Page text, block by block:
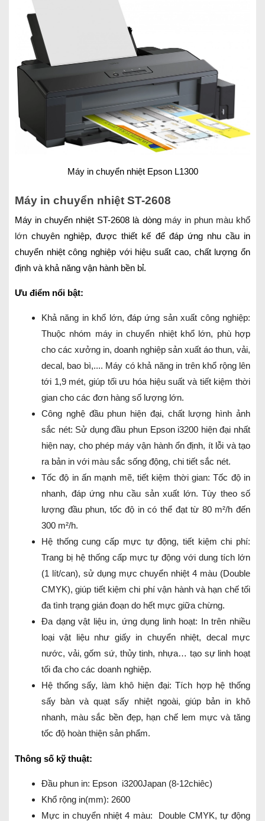
Máy in chuyển nhiệt Epson L1300
Máy in chuyển nhiệt ST-2608
Máy in chuyển nhiệt ST-2608 là dòng máy in phun màu khổ
lớn chuyên nghiệp, được thiết kế để đáp ứng nhu cầu in
chuyển nhiệt công nghiệp với hiệu suất cao, chất lượng ổn
định và khả năng vận hành bền bỉ.
Ưu điểm nổi bật:
Khả năng in khổ lớn, đáp ứng sản xuất công nghiệp:
Thuộc nhóm máy in chuyển nhiệt khổ lớn, phù hợp
cho các xưởng in, doanh nghiệp sản xuất áo thun, vải,
decal, bao bì,.... Máy có khả năng in trên khổ rộng lên
tới 1,9 mét, giúp tối ưu hóa hiệu suất và tiết kiệm thời
gian cho các đơn hàng số lượng lớn.
Công nghệ đầu phun hiện đại, chất lượng hình ảnh
sắc nét: Sử dụng đầu phun Epson i3200 hiện đại nhất
hiện nay, cho phép máy vận hành ổn định, ít lỗi và tạo
ra bản in với màu sắc sống động, chi tiết sắc nét.
Tốc độ in ấn mạnh mẽ, tiết kiệm thời gian: Tốc độ in
nhanh, đáp ứng nhu cầu sản xuất lớn. Tùy theo số
lượng đầu phun, tốc độ in có thể đạt từ 80 m²/h đến
300 m²/h.
Hệ thống cung cấp mực tự động, tiết kiệm chi phí:
Trang bị hệ thống cấp mực tự động với dung tích lớn
(1 lít/can), sử dụng mực chuyển nhiệt 4 màu (Double
CMYK), giúp tiết kiệm chi phí vận hành và hạn chế tối
đa tình trạng gián đoạn do hết mực giữa chừng.
Đa dạng vật liệu in, ứng dụng linh hoạt: In trên nhiều
loại vật liệu như giấy in chuyển nhiệt, decal mực
nước, vải, gốm sứ, thủy tinh, nhựa… tạo sự linh hoạt
tối đa cho các doanh nghiệp.
Hệ thống sấy, làm khô hiện đại: Tích hợp hệ thống
sấy bàn và quạt sấy nhiệt ngoài, giúp bản in khô
nhanh, màu sắc bền đẹp, hạn chế lem mực và tăng
tốc độ hoàn thiện sản phẩm.
Thông số kỹ thuật:
Đầu phun in: Epson i3200Japan (8-12chiêc)
Khổ rộng in(mm): 2600
Mực in chuyển nhiệt 4 màu: Double CMYK, tự động